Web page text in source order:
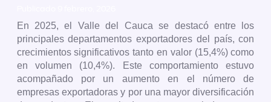
En 2025, el Valle del Cauca se destacó entre los
principales departamentos exportadores del país, con
crecimientos significativos tanto en valor (15,4%) como
en volumen (10,4%). Este comportamiento estuvo
acompañado por un aumento en el número de
empresas exportadoras y por una mayor diversificación